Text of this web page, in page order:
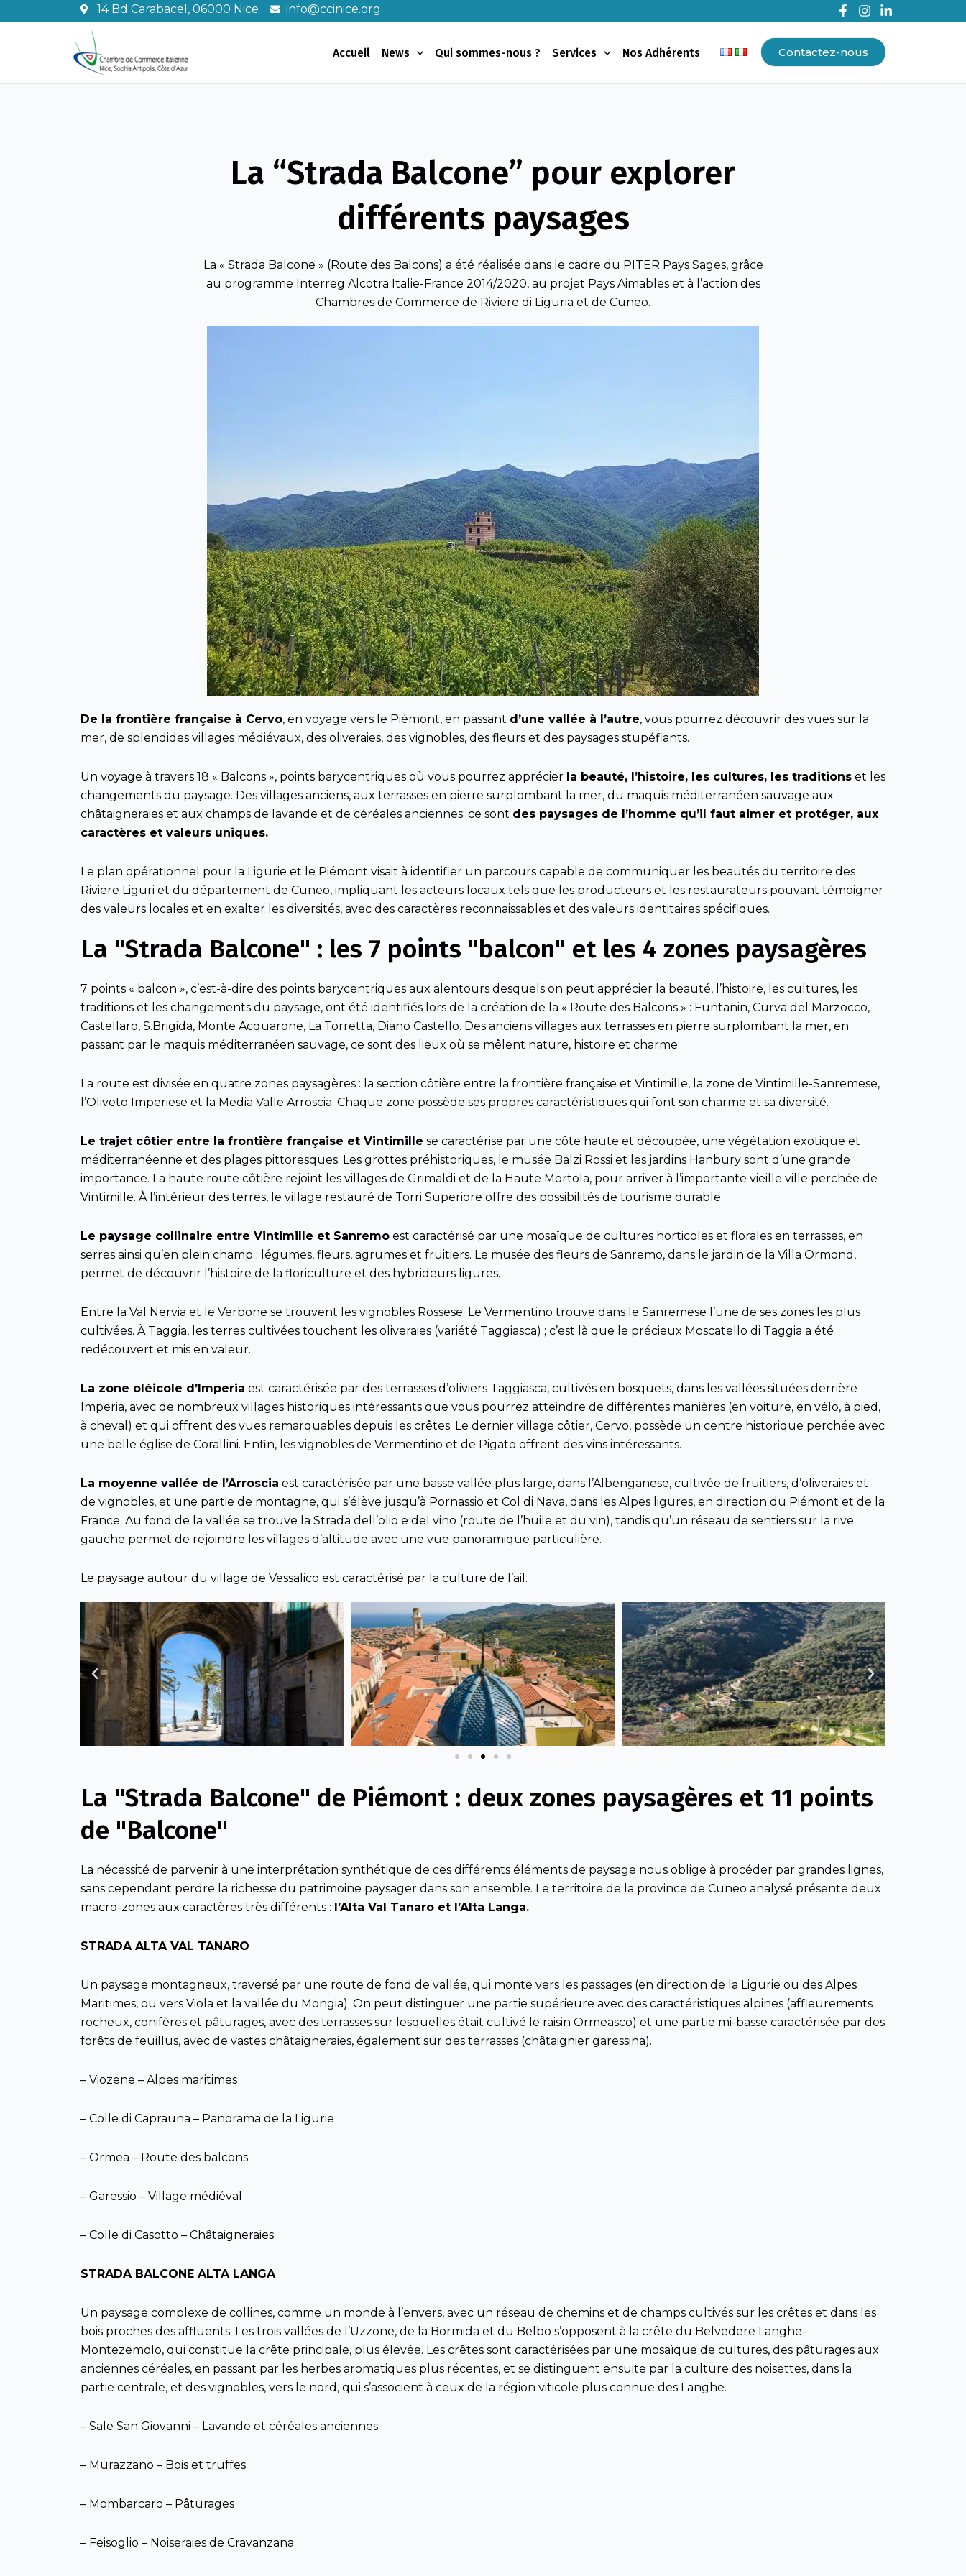
14 Bd Carabacel, 06000 Nice info@ccinice.org
Accueil News Qui sommes-nous ? Services Nos Adhérents Contactez-nous
La “Strada Balcone” pour explorer
différents paysages
La « Strada Balcone » (Route des Balcons) a été réalisée dans le cadre du PITER Pays Sages, grâce
au programme Interreg Alcotra Italie-France 2014/2020, au projet Pays Aimables et à l’action des
Chambres de Commerce de Riviere di Liguria et de Cuneo.
De la frontière française à Cervo, en voyage vers le Piémont, en passant d’une vallée à l’autre, vous pourrez découvrir des vues sur la
mer, de splendides villages médiévaux, des oliveraies, des vignobles, des fleurs et des paysages stupéfiants.
Un voyage à travers 18 « Balcons », points barycentriques où vous pourrez apprécier la beauté, l’histoire, les cultures, les traditions et les
changements du paysage. Des villages anciens, aux terrasses en pierre surplombant la mer, du maquis méditerranéen sauvage aux
châtaigneraies et aux champs de lavande et de céréales anciennes: ce sont des paysages de l’homme qu’il faut aimer et protéger, aux
caractères et valeurs uniques.
Le plan opérationnel pour la Ligurie et le Piémont visait à identifier un parcours capable de communiquer les beautés du territoire des
Riviere Liguri et du département de Cuneo, impliquant les acteurs locaux tels que les producteurs et les restaurateurs pouvant témoigner
des valeurs locales et en exalter les diversités, avec des caractères reconnaissables et des valeurs identitaires spécifiques.
La "Strada Balcone" : les 7 points "balcon" et les 4 zones paysagères
7 points « balcon », c’est-à-dire des points barycentriques aux alentours desquels on peut apprécier la beauté, l’histoire, les cultures, les
traditions et les changements du paysage, ont été identifiés lors de la création de la « Route des Balcons » : Funtanin, Curva del Marzocco,
Castellaro, S.Brigida, Monte Acquarone, La Torretta, Diano Castello. Des anciens villages aux terrasses en pierre surplombant la mer, en
passant par le maquis méditerranéen sauvage, ce sont des lieux où se mêlent nature, histoire et charme.
La route est divisée en quatre zones paysagères : la section côtière entre la frontière française et Vintimille, la zone de Vintimille-Sanremese,
l’Oliveto Imperiese et la Media Valle Arroscia. Chaque zone possède ses propres caractéristiques qui font son charme et sa diversité.
Le trajet côtier entre la frontière française et Vintimille se caractérise par une côte haute et découpée, une végétation exotique et
méditerranéenne et des plages pittoresques. Les grottes préhistoriques, le musée Balzi Rossi et les jardins Hanbury sont d’une grande
importance. La haute route côtière rejoint les villages de Grimaldi et de la Haute Mortola, pour arriver à l’importante vieille ville perchée de
Vintimille. À l’intérieur des terres, le village restauré de Torri Superiore offre des possibilités de tourisme durable.
Le paysage collinaire entre Vintimille et Sanremo est caractérisé par une mosaïque de cultures horticoles et florales en terrasses, en
serres ainsi qu’en plein champ : légumes, fleurs, agrumes et fruitiers. Le musée des fleurs de Sanremo, dans le jardin de la Villa Ormond,
permet de découvrir l’histoire de la floriculture et des hybrideurs ligures.
Entre la Val Nervia et le Verbone se trouvent les vignobles Rossese. Le Vermentino trouve dans le Sanremese l’une de ses zones les plus
cultivées. À Taggia, les terres cultivées touchent les oliveraies (variété Taggiasca) ; c’est là que le précieux Moscatello di Taggia a été
redécouvert et mis en valeur.
La zone oléicole d’Imperia est caractérisée par des terrasses d’oliviers Taggiasca, cultivés en bosquets, dans les vallées situées derrière
Imperia, avec de nombreux villages historiques intéressants que vous pourrez atteindre de différentes manières (en voiture, en vélo, à pied,
à cheval) et qui offrent des vues remarquables depuis les crêtes. Le dernier village côtier, Cervo, possède un centre historique perchée avec
une belle église de Corallini. Enfin, les vignobles de Vermentino et de Pigato offrent des vins intéressants.
La moyenne vallée de l’Arroscia est caractérisée par une basse vallée plus large, dans l’Albenganese, cultivée de fruitiers, d’oliveraies et
de vignobles, et une partie de montagne, qui s’élève jusqu’à Pornassio et Col di Nava, dans les Alpes ligures, en direction du Piémont et de la
France. Au fond de la vallée se trouve la Strada dell’olio e del vino (route de l’huile et du vin), tandis qu’un réseau de sentiers sur la rive
gauche permet de rejoindre les villages d’altitude avec une vue panoramique particulière.
Le paysage autour du village de Vessalico est caractérisé par la culture de l’ail.
Previous Next
La "Strada Balcone" de Piémont : deux zones paysagères et 11 points
de "Balcone"
La nécessité de parvenir à une interprétation synthétique de ces différents éléments de paysage nous oblige à procéder par grandes lignes,
sans cependant perdre la richesse du patrimoine paysager dans son ensemble. Le territoire de la province de Cuneo analysé présente deux
macro-zones aux caractères très différents : l’Alta Val Tanaro et l’Alta Langa.
STRADA ALTA VAL TANARO
Un paysage montagneux, traversé par une route de fond de vallée, qui monte vers les passages (en direction de la Ligurie ou des Alpes
Maritimes, ou vers Viola et la vallée du Mongia). On peut distinguer une partie supérieure avec des caractéristiques alpines (affleurements
rocheux, conifères et pâturages, avec des terrasses sur lesquelles était cultivé le raisin Ormeasco) et une partie mi-basse caractérisée par des
forêts de feuillus, avec de vastes châtaigneraies, également sur des terrasses (châtaignier garessina).
– Viozene – Alpes maritimes
– Colle di Caprauna – Panorama de la Ligurie
– Ormea – Route des balcons
– Garessio – Village médiéval
– Colle di Casotto – Châtaigneraies
STRADA BALCONE ALTA LANGA
Un paysage complexe de collines, comme un monde à l’envers, avec un réseau de chemins et de champs cultivés sur les crêtes et dans les
bois proches des affluents. Les trois vallées de l’Uzzone, de la Bormida et du Belbo s’opposent à la crête du Belvedere Langhe-
Montezemolo, qui constitue la crête principale, plus élevée. Les crêtes sont caractérisées par une mosaïque de cultures, des pâturages aux
anciennes céréales, en passant par les herbes aromatiques plus récentes, et se distinguent ensuite par la culture des noisettes, dans la
partie centrale, et des vignobles, vers le nord, qui s’associent à ceux de la région viticole plus connue des Langhe.
– Sale San Giovanni – Lavande et céréales anciennes
– Murazzano – Bois et truffes
– Mombarcaro – Pâturages
– Feisoglio – Noiseraies de Cravanzana